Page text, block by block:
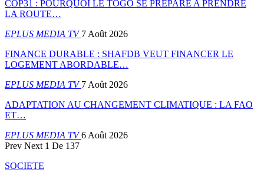
COP31 : POURQUOI LE TOGO SE PREPARE A PRENDRE
LA ROUTE…
EPLUS MEDIA TV7 Août 2026
FINANCE DURABLE : SHAFDB VEUT FINANCER LE
LOGEMENT ABORDABLE…
EPLUS MEDIA TV7 Août 2026
ADAPTATION AU CHANGEMENT CLIMATIQUE : LA FAO
ET…
EPLUS MEDIA TV6 Août 2026
Prev Next 1 De 137
SOCIETE